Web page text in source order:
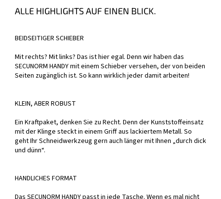
ALLE HIGHLIGHTS AUF EINEN BLICK.
BEIDSEITIGER SCHIEBER
Mit rechts? Mit links? Das ist hier egal. Denn wir haben das
SECUNORM HANDY mit einem Schieber versehen, der von beiden
Seiten zugänglich ist. So kann wirklich jeder damit arbeiten!
KLEIN, ABER ROBUST
Ein Kraftpaket, denken Sie zu Recht. Denn der Kunststoffeinsatz
mit der Klinge steckt in einem Griff aus lackiertem Metall. So
geht Ihr Schneidwerkzeug gern auch länger mit Ihnen „durch dick
und dünn“.
HANDLICHES FORMAT